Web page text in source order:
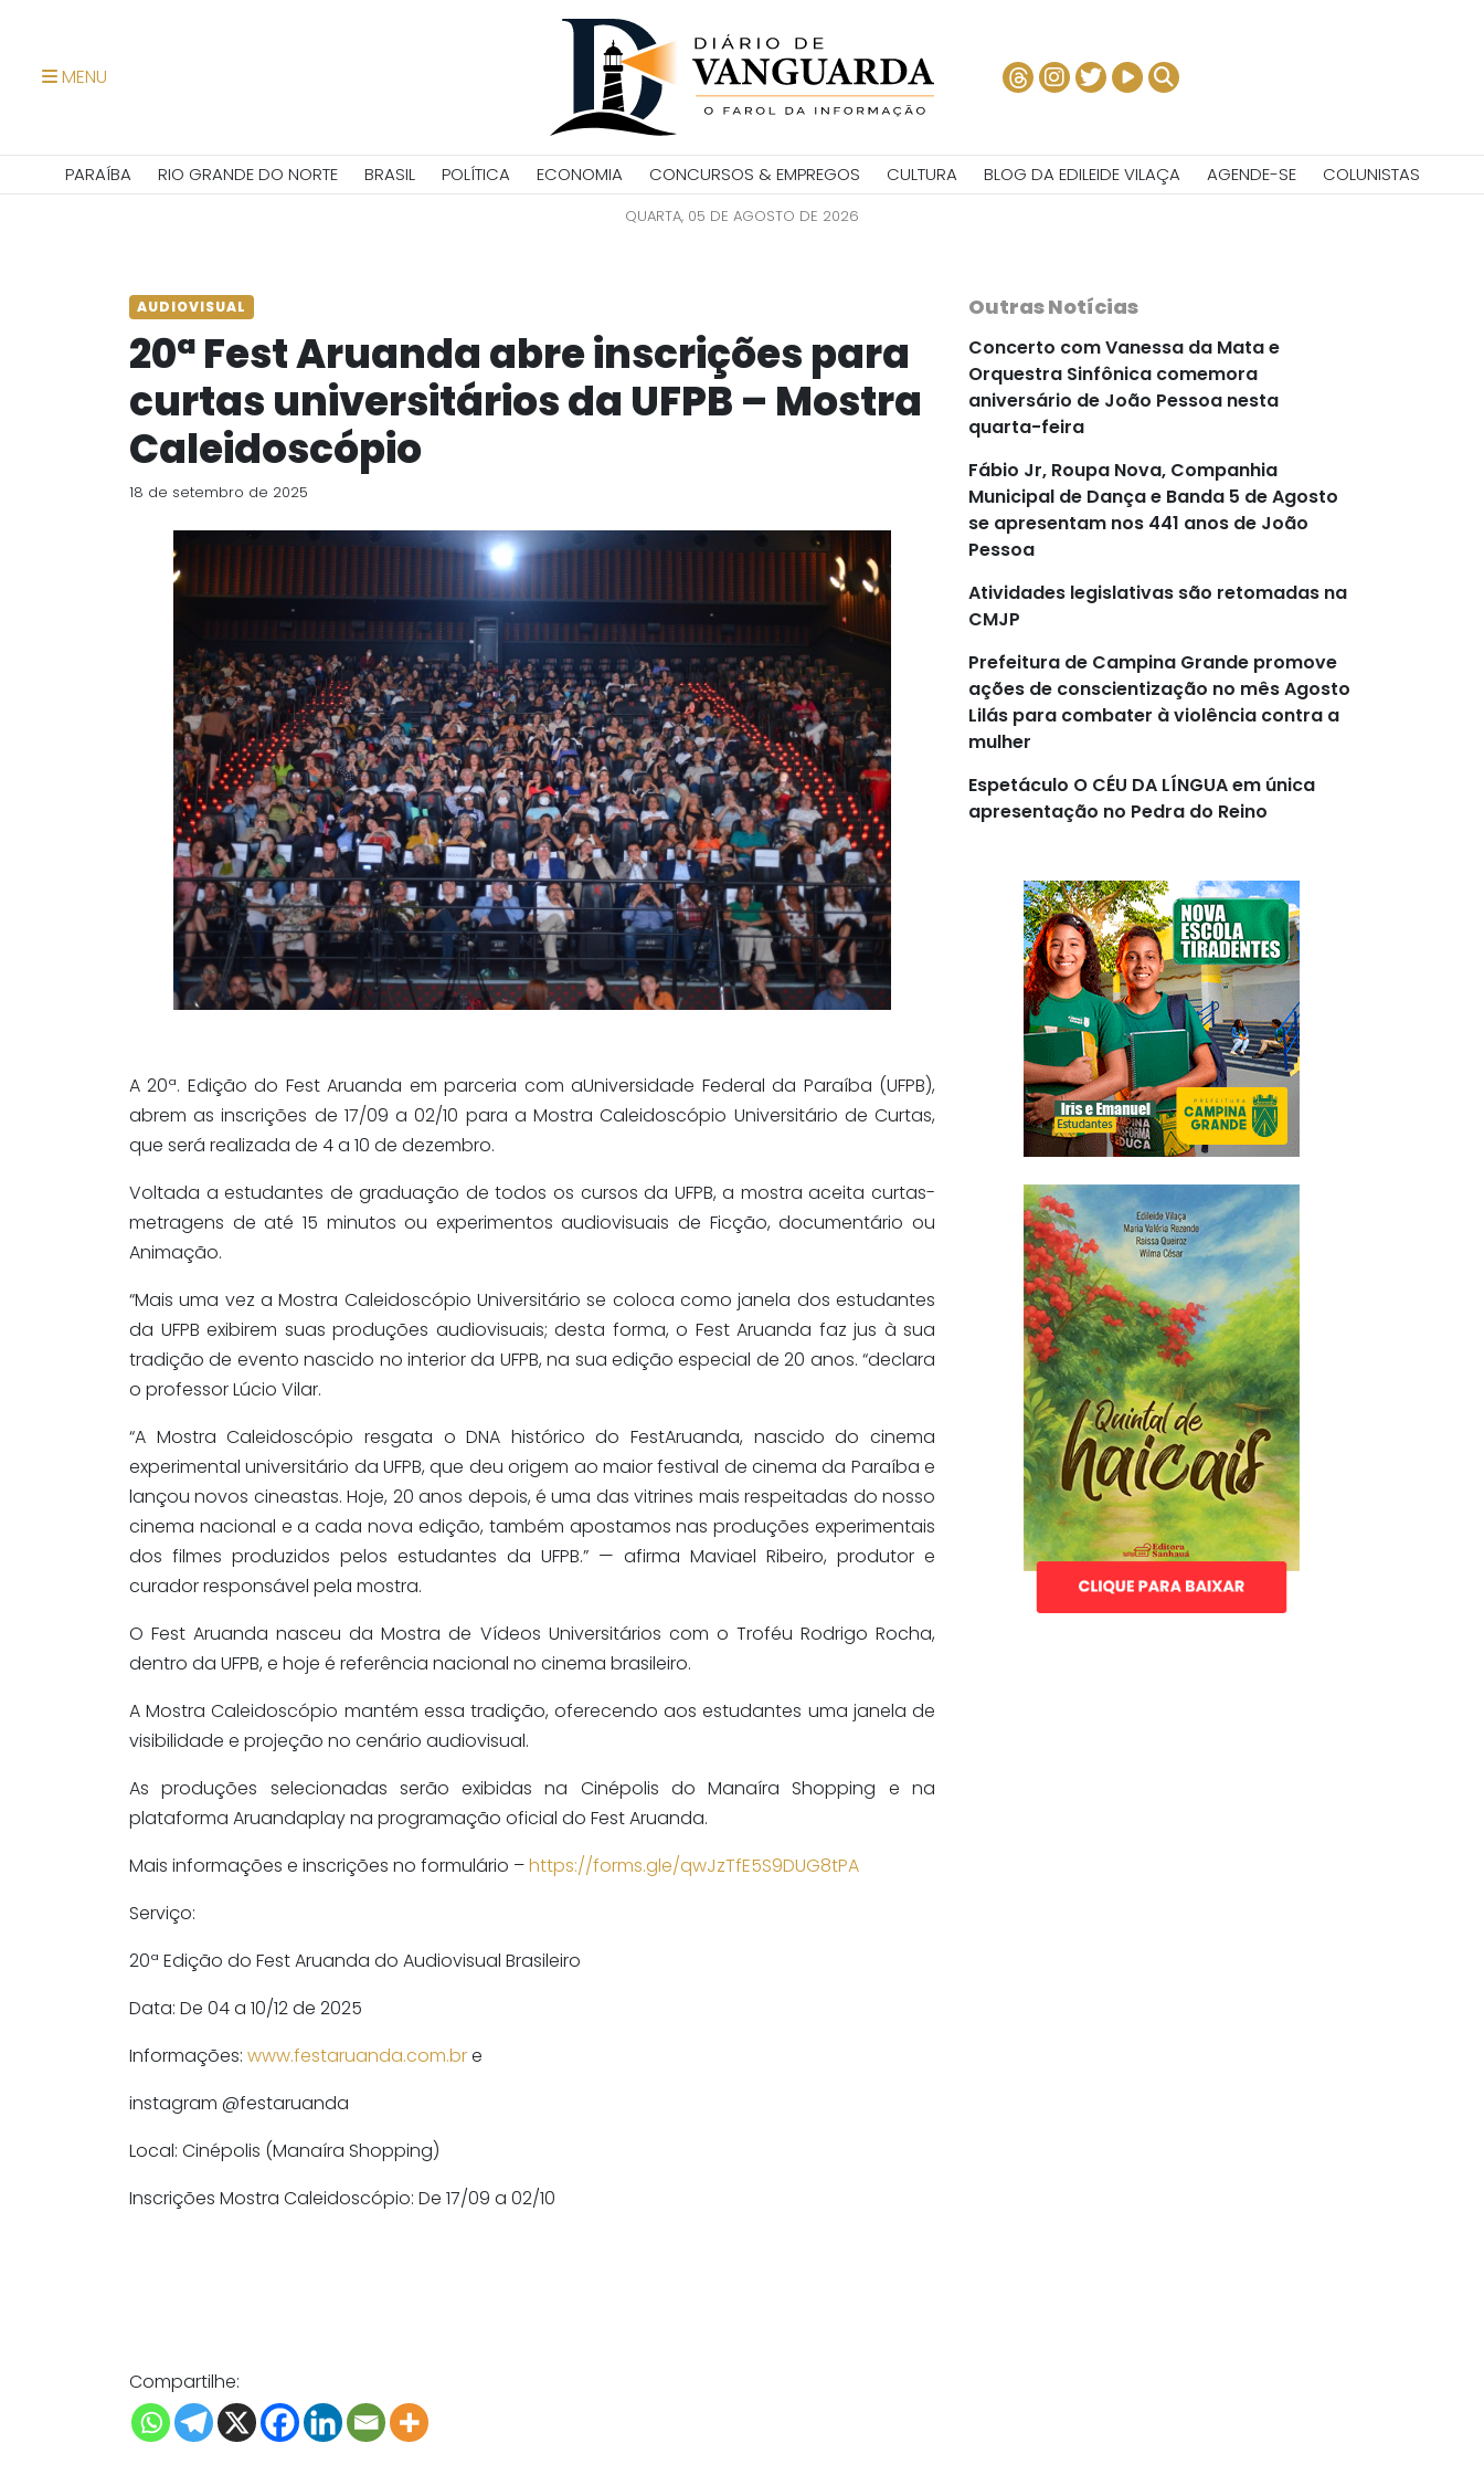
MENU
PARAÍBA RIO GRANDE DO NORTE BRASIL POLÍTICA ECONOMIA CONCURSOS & EMPREGOS CULTURA BLOG DA EDILEIDE VILAÇA AGENDE-SE COLUNISTAS
QUARTA, 05 DE AGOSTO DE 2026
AUDIOVISUAL
20ª Fest Aruanda abre inscrições para
curtas universitários da UFPB – Mostra
Caleidoscópio
18 de setembro de 2025
A 20ª. Edição do FestAruanda em parceria com aUniversidade Federal da Paraíba (UFPB),
abremas inscrições de 17/09 a02/10 para a Mostra Caleidoscópio Universitário de Curtas,
que será realizada de 4 a 10 de dezembro.
Voltada a estudantes de graduação de todos os cursos da UFPB, a mostra aceita curtas-
metragens de até 15 minutos ou experimentos audiovisuais de Ficção, documentário ou
Animação.
“Mais uma vez a Mostra Caleidoscópio Universitário se coloca como janela dos estudantes
da UFPB exibirem suas produções audiovisuais; desta forma, o FestAruanda faz jus à sua
tradição de evento nascido no interior da UFPB, na sua edição especial de 20 anos. “declara
o professor Lúcio Vilar.
“A Mostra Caleidoscópio resgata o DNA histórico doFestAruanda, nascido do cinema
experimental universitário da UFPB, que deu origem ao maior festival de cinema da Paraíba e
lançou novos cineastas. Hoje, 20 anos depois, é uma das vitrines mais respeitadas do nosso
cinema nacional e a cada nova edição, também apostamos nas produções experimentais
dos filmes produzidos pelos estudantes da UFPB.” — afirma Maviael Ribeiro, produtor e
curador responsável pela mostra.
OFest Aruanda nasceu da Mostra de Vídeos Universitários com o Troféu Rodrigo Rocha,
dentro da UFPB, e hoje é referência nacional no cinema brasileiro.
A Mostra Caleidoscópio mantém essa tradição, oferecendo aos estudantes uma janela de
visibilidade e projeção no cenário audiovisual.
As produções selecionadas serão exibidas na Cinépolis do Manaíra Shopping e na
plataforma Aruandaplayna programação oficial do FestAruanda.
Mais informações e inscrições no formulário –https://forms.gle/qwJzTfE5S9DUG8tPA
Serviço:
20ª Edição do Fest Aruanda do Audiovisual Brasileiro
Data: De 04a 10/12de 2025
Informações: www.festaruanda.com.bre
instagram @festaruanda
Local: Cinépolis (Manaíra Shopping)
Inscrições Mostra Caleidoscópio: De 17/09 a 02/10
Compartilhe:
Outras Notícias
Concerto com Vanessa da Mata e
Orquestra Sinfônica comemora
aniversário de João Pessoa nesta
quarta-feira
Fábio Jr, Roupa Nova, Companhia
Municipal de Dança e Banda 5 de Agosto
se apresentam nos 441 anos de João
Pessoa
Atividades legislativas são retomadas na
CMJP
Prefeitura de Campina Grande promove
ações de conscientização no mês Agosto
Lilás para combater à violência contra a
mulher
Espetáculo O CÉU DA LÍNGUA em única
apresentação no Pedra do Reino